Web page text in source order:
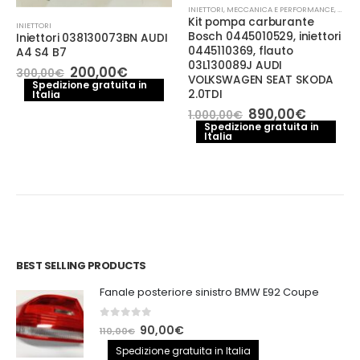
INIETTORI
Iniettori 038130073BN AUDI
A4 S4 B7
300,00€ Il
prezzo
originale
200,00€Il
prezzo
attuale
Spedizione gratuita in
Italia
INIETTORI, MECCANICA E PERFORMANCE,
Kit pompa carburante
Bosch 0445010529, iniettori
0445110369, flauto
03L130089J AUDI
VOLKSWAGEN SEAT SKODA
2.0TDI
1.000,00€ Il
prezzo
originale
890,00€Il
prezzo
attuale
Spedizione gratuita in
Italia
BEST SELLING PRODUCTS
Fanale posteriore sinistro BMW E92 Coupe
out of 5
110,00€ Il
prezzo
90,00€Il
prezzo
Spedizione gratuita in Italia